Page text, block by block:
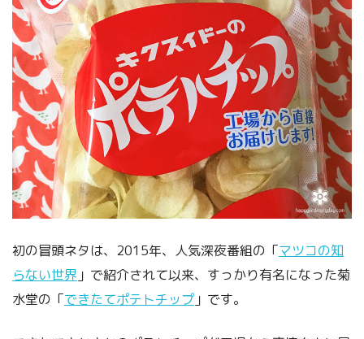
初の冒頭ネタは、2015年、人気深夜番組の「マツコの知
らない世界 」で紹介されて以来、すっかり有名になった菊
水堂の「できたてポテトチップ 」です。